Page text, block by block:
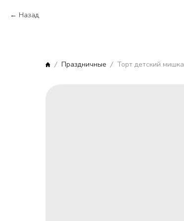
Назад
Праздничные Торт детский мишка